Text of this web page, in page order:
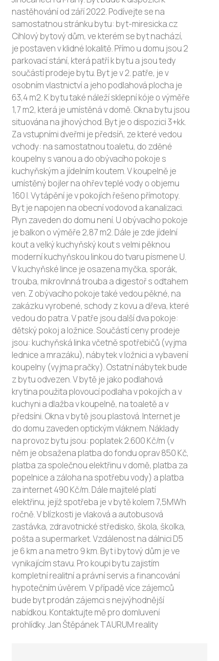
nastěhování od září 2022. Podívejte se na
samostatnou stránku bytu: byt-miresicka.cz
Cihlový bytový dům, ve kterém se byt nachází,
je postaven v klidné lokalitě. Přímo u domu jsou 2
parkovací stání, která patří k bytu a jsou tedy
součástí prodeje bytu. Byt je v 2. patře, je v
osobním vlastnictví a jeho podlahová plocha je
63,4 m2. K bytu také náleží sklepní kóje o výměře
1,7 m2, která je umístěná v domě. Okna bytu jsou
situována na jihovýchod. Byt je o dispozici 3+kk.
Za vstupními dveřmi je předsíň, ze které vedou
vchody: na samostatnou toaletu, do zděné
koupelny s vanou a do obývacího pokoje s
kuchyňským a jídelním koutem. V koupelně je
umístěný bojler na ohřev teplé vody o objemu
160 l. Vytápění je v pokojích řešeno přímotopy.
Byt je napojen na obecní vodovod a kanalizaci.
Plyn zaveden do domu není. U obývacího pokoje
je balkon o výměře 2,87 m2. Dále je zde jídelní
kout a velký kuchyňský kout s velmi pěknou
moderní kuchyňskou linkou do tvaru písmene U.
V kuchyňské lince je osazena myčka, sporák,
trouba, mikrovlnná trouba a digestoř s odtahem
ven. Z obývacího pokoje také vedou pěkné, na
zakázku vyrobené, schody z kovu a dřeva, které
vedou do patra. V patře jsou další dva pokoje:
dětský pokoj a ložnice. Součástí ceny prodeje
jsou: kuchyňská linka včetně spotřebičů (vyjma
lednice a mrazáku), nábytek v ložnici a vybavení
koupelny (vyjma pračky). Ostatní nábytek bude
z bytu odvezen. V bytě je jako podlahová
krytina použita plovoucí podlaha v pokojích a v
kuchyni a dlažba v koupelně, na toaletě a v
předsíni. Okna v bytě jsou plastová. Internet je
do domu zaveden optickým vláknem. Náklady
na provoz bytu jsou: poplatek 2.600 Kč/m (v
něm je obsažena platba do fondu oprav 850 Kč,
platba za společnou elektřinu v domě, platba za
popelnice a záloha na spotřebu vody) a platba
za internet 490 Kč/m. Dále majitelé platí
elektřinu, jejíž spotřeba je v bytě kolem 7,5MWh
ročně. V blízkosti je vlaková a autobusová
zastávka, zdravotnické středisko, škola, školka,
pošta a supermarket. Vzdálenost na dálnici D5
je 6 km a na metro 9 km. Byt i bytový dům je ve
vynikajícím stavu. Pro koupi bytu zajistím
kompletní realitní a právní servis a financování
hypotečním úvěrem. V případě více zájemců
bude byt prodán zájemci s nejvýhodnější
nabídkou. Kontaktujte mě pro domluvení
prohlídky. Jan Štěpánek TAURUM reality